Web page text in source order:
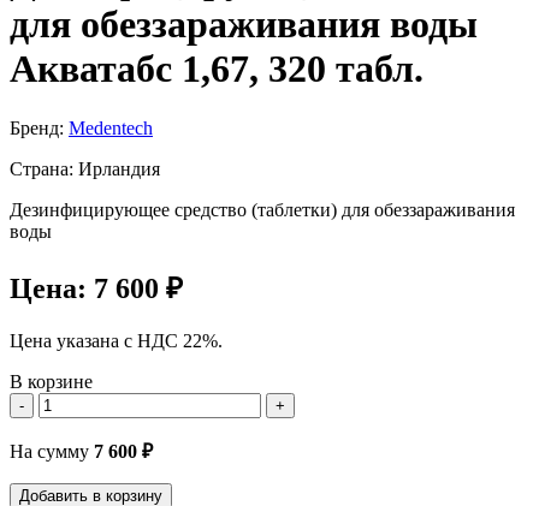
для обеззараживания воды
Акватабс 1,67, 320 табл.
Бренд: Medentech
Страна: Ирландия
Дезинфицирующее средство (таблетки) для обеззараживания
воды
Цена: 7 600 ₽
Цена указана с НДС 22%.
В корзине
- +
На сумму 7 600 ₽
Добавить в корзину